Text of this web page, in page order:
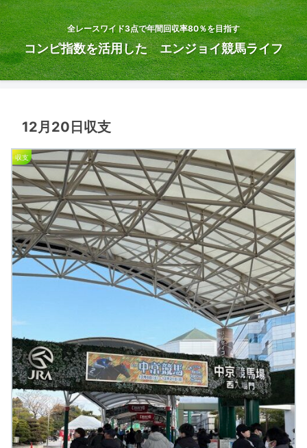
全レースワイド3点で年間回収率80％を目指す
コンピ指数を活用した エンジョイ競馬ライフ
12月20日収支
収支